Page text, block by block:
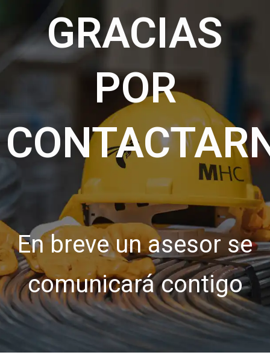
GRACIAS
POR
En breve un asesor se
comunicará contigo